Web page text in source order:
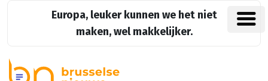
Europa, leuker kunnen we het niet
maken, wel makkelijker.